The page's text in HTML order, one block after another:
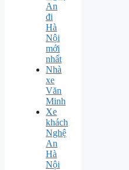
An
đi
Hà
Nội
mới
nhất
Nhà
xe
Văn
Minh
Xe
khách
Nghệ
An
Hà
Nội